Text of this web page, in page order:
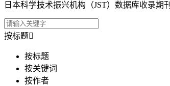
日本科学技术振兴机构（JST）数据库收录期刊
按标题
按标题
按关键词
按作者